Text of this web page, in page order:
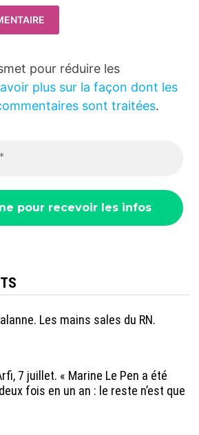
pour réduire les
plus sur la façon dont les
sont traitées.
Les mains sales du RN.
7 juillet. « Marine Le Pen a été
fois en un an : le reste n’est que